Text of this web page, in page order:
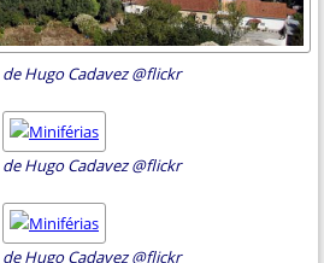
de Hugo Cadavez @flickr
de Hugo Cadavez @flickr
de Hugo Cadavez @flickr